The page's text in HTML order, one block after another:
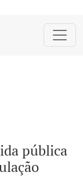
pública